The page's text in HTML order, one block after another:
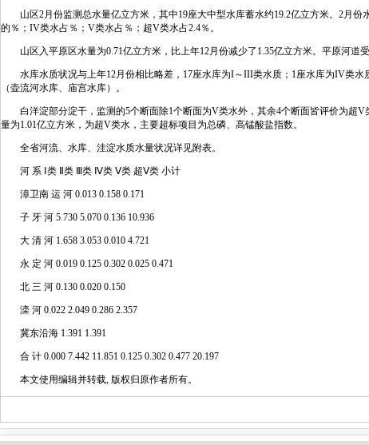
山区2月份监测总水量亿立方米，其中19座大中型水库蓄水约19.2亿立方米。2月份
的％；IV类水占％；V类水占％；超V类水占2.4％。
山区入平原区水量为0.71亿立方米，比上年12月份减少了1.35亿立方米。平原河道
水库水质状况与上年12月份相比略差，17座水库为I～III类水质；1座水库为IV类水
（壶流河水库、庙宫水库）。
白洋淀部分淀干，监测的5个断面除1个断面为V类水外，其余4个断面皆评价为超V
量为1.01亿立方米，为超V类水，主要超标项目为总磷、高锰酸盐指数。
全省河流、水库、洼淀水质水量状况详见附表。
河 系 Ⅰ类 Ⅱ类 Ⅲ类 Ⅳ类 Ⅴ类 超Ⅴ类 小计
漳卫南 运 河 0.013 0.158 0.171
子 牙 河 5.730 5.070 0.136 10.936
大 清 河 1.658 3.053 0.010 4.721
永 定 河 0.019 0.125 0.302 0.025 0.471
北 三 河 0.130 0.020 0.150
滦 河 0.022 2.049 0.286 2.357
冀东沿海 1.391 1.391
合 计 0.000 7.442 11.851 0.125 0.302 0.477 20.197
本文使用编辑并转载, 版权归原作者所有。